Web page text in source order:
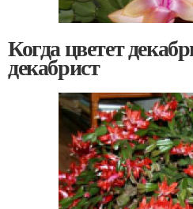
Когда цветет
декабрист